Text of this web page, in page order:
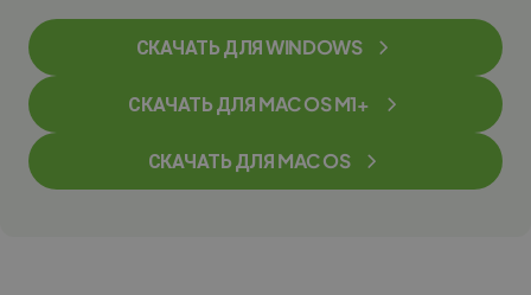
СКАЧАТЬ ДЛЯ WINDOWS
СКАЧАТЬ ДЛЯ MAC OS M1+
СКАЧАТЬ ДЛЯ MAC OS